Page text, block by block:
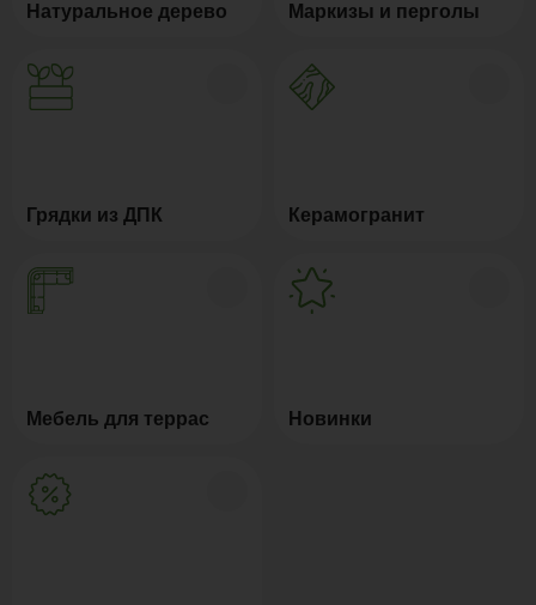
Натуральное дерево Маркизы и перголы
Грядки из ДПК Керамогранит
Мебель для террас Новинки